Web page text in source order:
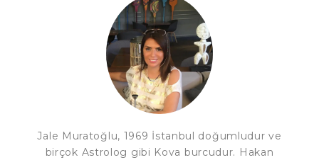
Jale Muratoğlu, 1969 İstanbul doğumludur ve
birçok Astrolog gibi Kova burcudur. Hakan